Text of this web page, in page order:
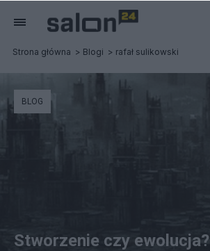
Strona główna Blogi rafał sulikowski
BLOG
Stworzenie czy ewolucja?